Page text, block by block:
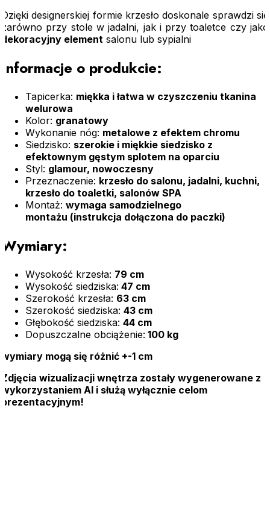
Dzięki designerskiej formie krzesło doskonale sprawdzi się
zarówno przy stole w jadalni, jak i przy toaletce czy jako
dekoracyjny element salonu lub sypialni
Informacje o produkcie:
Tapicerka: miękka i łatwa w czyszczeniu tkanina
welurowa
Kolor: granatowy
Wykonanie nóg: metalowe z efektem chromu
Siedzisko: szerokie i miękkie siedzisko z
efektownym gęstym splotem na oparciu
Styl: glamour, nowoczesny
Przeznaczenie: krzesło do salonu, jadalni, kuchni,
krzesło do toaletki, salonów SPA
Montaż: wymaga samodzielnego
montażu (instrukcja dołączona do paczki)
Wymiary:
Wysokość krzesła: 79 cm
Wysokość siedziska: 47 cm
Szerokość krzesła: 63 cm
Szerokość siedziska: 43 cm
Głębokość siedziska: 44 cm
Dopuszczalne obciążenie: 100 kg
wymiary mogą się różnić +-1 cm
Zdjęcia wizualizacji wnętrza zostały wygenerowane z
wykorzystaniem AI i służą wyłącznie celom
prezentacyjnym!